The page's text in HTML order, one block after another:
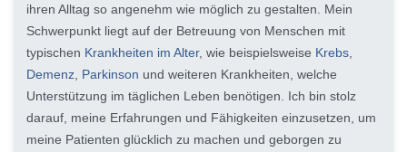
ihren Alltag so angenehm wie möglich zu gestalten. Mein
Schwerpunkt liegt auf der Betreuung von Menschen mit
typischen Krankheiten im Alter, wie beispielsweise Krebs
Demenz Parkinson und weiteren Krankheiten, welche
Unterstützung im täglichen Leben benötigen. Ich bin stolz
darauf, meine Erfahrungen und Fähigkeiten einzusetzen, um
meine Patienten glücklich zu machen und geborgen zu